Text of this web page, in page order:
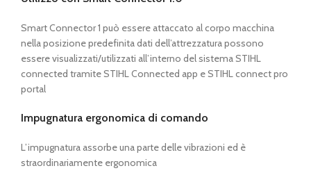
Smart Connector 1 può essere attaccato al corpo macchina
nella posizione predefinita dati dell’attrezzatura possono
essere visualizzati/utilizzati all’interno del sistema STIHL
connected tramite STIHL Connected app e STIHL connect pro
portal
Impugnatura ergonomica di comando
L’impugnatura assorbe una parte delle vibrazioni ed è
straordinariamente ergonomica